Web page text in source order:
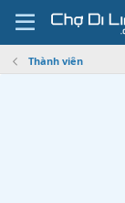
Thành viên